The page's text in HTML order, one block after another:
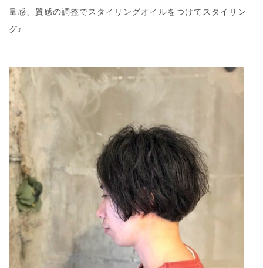
量感、質感の調整でスタイリングオイルをつけてスタイリン
グ♪